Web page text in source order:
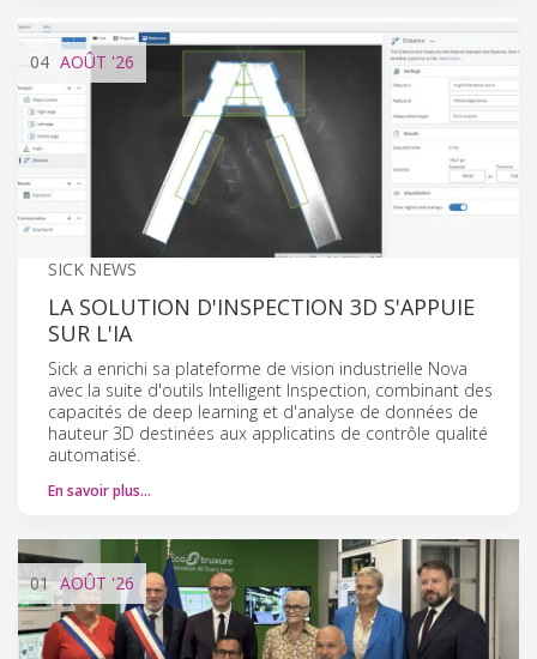
04 AOÛT '26
SICK NEWS
LA SOLUTION D'INSPECTION 3D S'APPUIE
SUR L'IA
Sick a enrichi sa plateforme de vision industrielle Nova
avec la suite d'outils Intelligent Inspection, combinant des
capacités de deep learning et d'analyse de données de
hauteur 3D destinées aux applicatins de contrôle qualité
automatisé.
En savoir plus…
01 AOÛT '26